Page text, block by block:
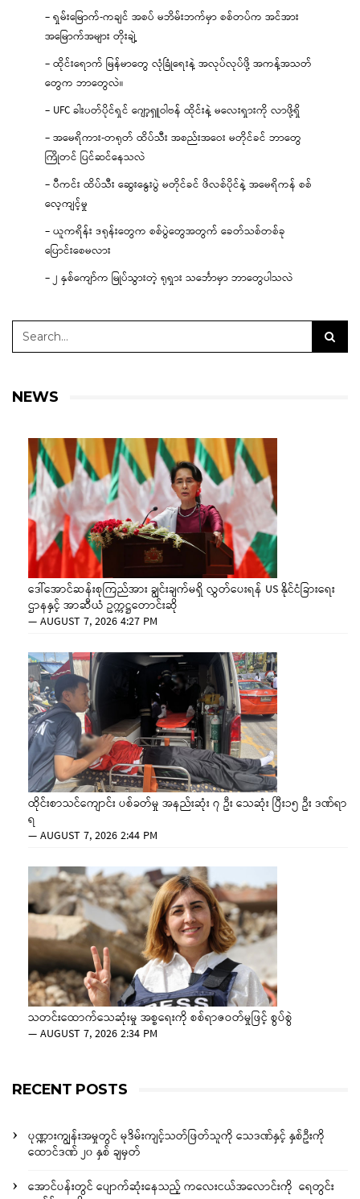
– ရှမ်းမြောက်-ကချင် အစပ် မဘိမ်းဘက်မှာ စစ်တပ်က အင်အား
အမြောက်အများ တိုးချဲ့
– ထိုင်းရောက် မြန်မာတွေ လုံခြုံရေးနဲ့ အလုပ်လုပ်ဖို့ အကန့်အသတ်
တွေက ဘာတွေလဲ။
– UFC ခါးပတ်ပိုင်ရှင် ဂျော့ရှူဝါဗန် ထိုင်းနဲ့ မလေးရှားကို လာဖို့ရှိ
– အမေရိကား-တရုတ် ထိပ်သီး အစည်းအဝေး မတိုင်ခင် ဘာတွေ
ကြိုတင် ပြင်ဆင်နေသလဲ
– ပီကင်း ထိပ်သီး ဆွေးနွေးပွဲ မတိုင်ခင် ဖိလစ်ပိုင်နဲ့ အမေရိကန် စစ်
လေ့ကျင့်မှု
– ယူကရိန်း ဒရုန်းတွေက စစ်ပွဲတွေအတွက် ခေတ်သစ်တစ်ခု
ပြောင်းစေမလား
– ၂ နှစ်ကျော်က မြုပ်သွားတဲ့ ရုရှား သင်္ဘောမှာ ဘာတွေပါသလဲ
NEWS
ဒေါ်အောင်ဆန်းစုကြည်အား ချွင်းချက်မရှိ လွှတ်ပေးရန် US နိုင်ငံခြားရေး
ဌာနနှင့် အာဆီယံ ဥက္ကဋ္ဌတောင်းဆို
—AUGUST 7, 2026 4:27 PM
ထိုင်းစာသင်ကျောင်း ပစ်ခတ်မှု အနည်းဆုံး ၇ ဦး သေဆုံး ပြီး၁၅ ဦး ဒဏ်ရာ
ရ
—AUGUST 7, 2026 2:44 PM
သတင်းထောက်သေဆုံးမှု အစ္စရေးကို စစ်ရာဇဝတ်မှုဖြင့် စွပ်စွဲ
—AUGUST 7, 2026 2:34 PM
RECENT POSTS
ပုဏ္ဏားကျွန်းအမှုတွင် မုဒိမ်းကျင့်သတ်ဖြတ်သူကို သေဒဏ်နှင့် နှစ်ဦးကို
ထောင်ဒဏ် ၂၀ နှစ် ချမှတ်
အောင်ပန်းတွင် ပျောက်ဆုံးနေသည့် ကလေးငယ်အလောင်းကို ရေတွင်း